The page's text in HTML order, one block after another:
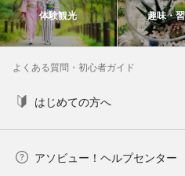
体験観光 趣味・
よくある質問・初心者ガイド
はじめての方へ
アソビュー！ヘルプセンター